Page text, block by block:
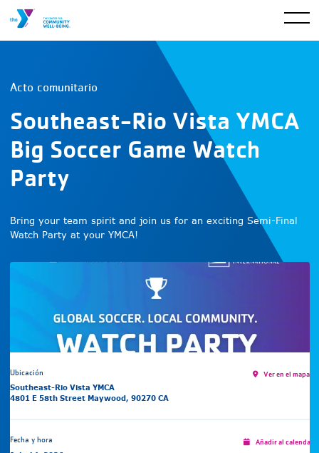
Acto comunitario
Southeast-Rio Vista YMCA
Big Soccer Game Watch
Party
Bring your team spirit and join us for an exciting Semi-Final
Watch Party at your YMCA!
Ubicación
Southeast-Rio Vista YMCA
4801 E 58th Street Maywood, 90270 CA
Ver en el mapa
Fecha y hora Añadir al calendario